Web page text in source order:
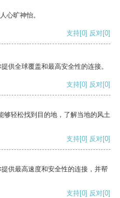
心旷神怡。
支持[0] 反对[0]
供全球覆盖和最高安全性的连接。
支持[0] 反对[0]
够轻松找到目的地，了解当地的风土
支持[0] 反对[0]
供最高速度和安全性的连接，并帮
支持[0] 反对[0]